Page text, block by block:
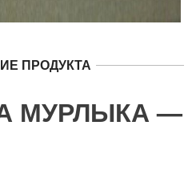
ПРОДУКТА
МУРЛЫКА —